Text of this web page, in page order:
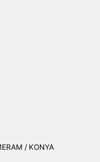
/ KONYA